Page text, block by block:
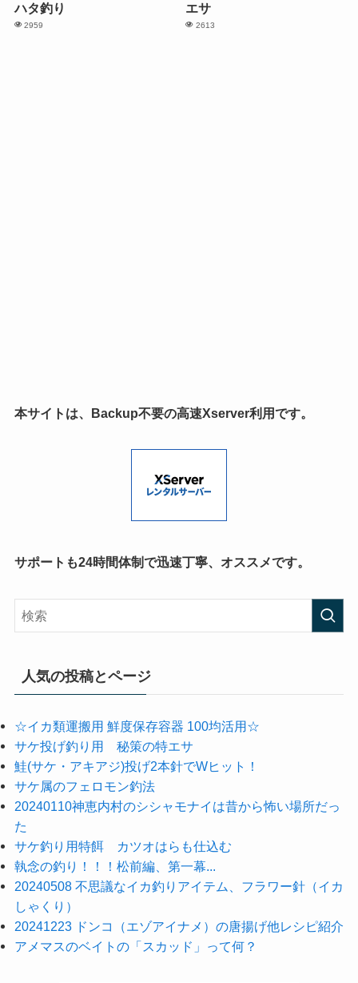
ハタ釣り
2959
エサ
2613
本サイトは、Backup不要の高速Xserver利用です。
サポートも24時間体制で迅速丁寧、オススメです。
人気の投稿とページ
☆イカ類運搬用 鮮度保存容器 100均活用☆
サケ投げ釣り用 秘策の特エサ
鮭(サケ・アキアジ)投げ2本針でWヒット！
サケ属のフェロモン釣法
20240110神恵内村のシシャモナイは昔から怖い場所だっ
た
サケ釣り用特餌 カツオはらも仕込む
執念の釣り！！！松前編、第一幕...
20240508 不思議なイカ釣りアイテム、フラワー針（イカ
しゃくり）
20241223 ドンコ（エゾアイナメ）の唐揚げ他レシピ紹介
アメマスのベイトの「スカッド」って何？